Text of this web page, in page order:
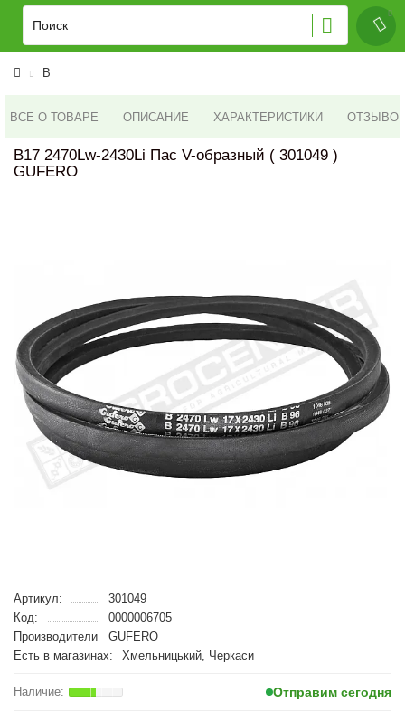
B
ВСЕ О ТОВАРЕ ОПИСАНИЕ ХАРАКТЕРИСТИКИ ОТЗЫВОВ
B17 2470Lw-2430Li Пас V-образный ( 301049 )
GUFERO
Артикул:
301049
Код:
0000006705
Производители
GUFERO
Есть в магазинах:
Хмельницький, Черкаси
Отправим сегодня